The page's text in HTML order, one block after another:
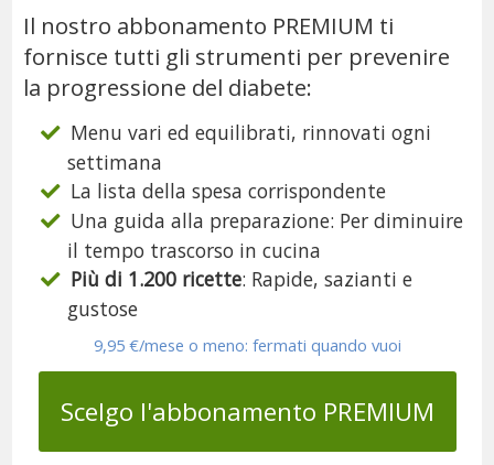
Il nostro abbonamento PREMIUM ti
fornisce tutti gli strumenti per prevenire
la progressione del diabete:
Menu vari ed equilibrati, rinnovati ogni
settimana
La lista della spesa corrispondente
Una guida alla preparazione: Per diminuire
il tempo trascorso in cucina
Più di 1.200 ricette: Rapide, sazianti e
gustose
9,95 €/mese o meno: fermati quando vuoi
Scelgo l'abbonamento PREMIUM